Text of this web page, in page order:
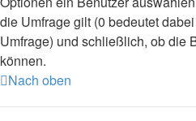
die Umfrage gilt (0 bedeutet
Umfrage) und schließlich, ob die
können.
Nach oben